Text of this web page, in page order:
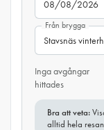
Från brygga
Inga avgångar
hittades
Bra att veta:
alltid hela